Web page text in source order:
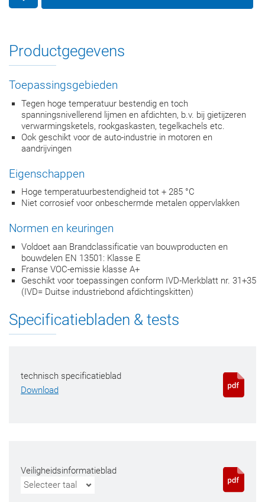
Productgegevens
Toepassingsgebieden
Tegen hoge temperatuur bestendig en toch
spanningsnivellerend lijmen en afdichten, b.v. bij gietijzeren
verwarmingsketels, rookgaskasten, tegelkachels etc.
Ook geschikt voor de auto-industrie in motoren en
aandrijvingen
Eigenschappen
Hoge temperatuurbestendigheid tot + 285 °C
Niet corrosief voor onbeschermde metalen oppervlakken
Normen en keuringen
Voldoet aan Brandclassificatie van bouwproducten en
bouwdelen EN 13501: Klasse E
Franse VOC-emissie klasse A+
Geschikt voor toepassingen conform IVD-Merkblatt nr. 31+35
(IVD= Duitse industriebond afdichtingskitten)
Specificatiebladen & tests
technisch specificatieblad
Download
Veiligheidsinformatieblad
Selecteer taal